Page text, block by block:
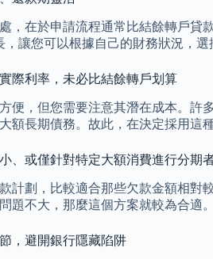
，在於申請流程通常比結餘轉戶貸
，讓您可以根據自己的財務狀況，
際利率，未必比結餘轉戶划算
便，但您需要注意其潛在成本。
額長期債務。故此，在決定採用這
、或僅針對特定大額消費進行分期
計劃，比較適合那些欠款金額相
題不大，那麼這個方案就較為合適。
，避開銀行隱藏陷阱